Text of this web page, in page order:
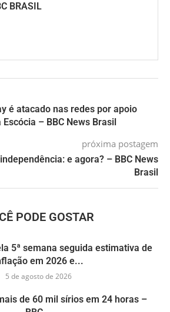
BRASIL
é atacado nas redes por apoio
– BBC News Brasil
próxima postagem
e agora? – BBC News
Brasil
PODE GOSTAR
5ª semana seguida estimativa de
em 2026 e...
5 de agosto de 2026
de 60 mil sírios em 24 horas –